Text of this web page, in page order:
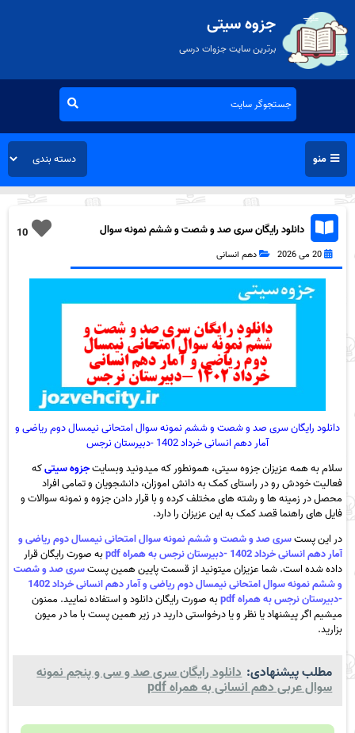
جزوه سیتی
برترین سایت جزوات درسی
منو
10
دانلود رایگان سری صد و شصت و ششم نمونه سوال
ریاضی و آمار دهم انسانی به همراه pdf
20 می 2026 دهم انسانی
دانلود رایگان سری صد و شصت و ششم نمونه سوال امتحانی نیمسال دوم ریاضی و
آمار دهم انسانی خرداد 1402 -دبیرستان نرجس
سلام به همه عزیزان جزوه سیتی، همونطور که میدونید وبسایتجزوه سیتیکه
فعالیت خودش رو در راستای کمک به دانش اموزان، دانشجویان و تمامی افراد
محصل در زمینه ها و رشته های مختلف کرده و با قرار دادن جزوه و نمونه سوالات و
فایل های راهنما قصد کمک به این عزیزان را دارد.
در این پستسری صد و شصت و ششم نمونه سوال امتحانی نیمسال دوم ریاضی و
آمار دهم انسانی خرداد 1402 -دبیرستان نرجس به همراه pdf
به صورت رایگان قرار
داده شده است. شما عزیزان میتونید از قسمت پایین همین پستسری صد و شصت
و ششم نمونه سوال امتحانی نیمسال دوم ریاضی و آمار دهم انسانی خرداد 1402
-دبیرستان نرجس به همراه pdf
به صورت رایگان دانلود و استفاده نمایید. ممنون
میشیم اگر پیشنهاد یا نظر و یا درخواستی دارید در زیر همین پست با ما در میون
بزارید.
مطلب پیشنهادی: دانلود رایگان سری صد و سی و پنجم نمونه
سوال عربی دهم انسانی به همراه pdf